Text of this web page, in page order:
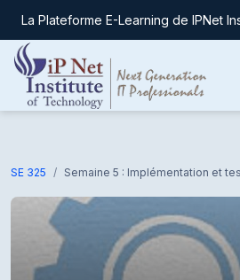
Passer au contenu principal
La Plateforme E-Learning de IPNet
SE 325 Semaine 5 : Implémentation et